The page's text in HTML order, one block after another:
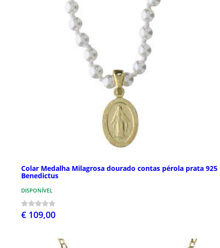
Colar Medalha Milagrosa dourado contas pérola prata 925
Benedictus
DISPONÍVEL
€ 109,00